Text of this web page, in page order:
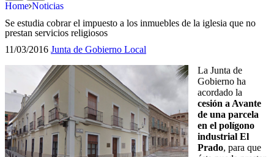
Home Noticias
Se estudia cobrar el impuesto a los inmuebles de la iglesia que no
prestan servicios religiosos
11/03/2016 Junta de Gobierno Local
La Junta de
Gobierno ha
acordado la
cesión a Avante
de una parcela
en el polígono
industrial El
Prado, para que